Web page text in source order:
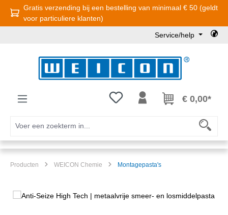
Ga naar de hoofdinhoud
Gratis verzending bij een bestelling van minimaal € 50 (geldt
voor particuliere klanten)
Service/help
Je hebt 0 items op je€ 0,00*
Producten WEICON Chemie Montagepasta's
Afbeeldingengalerij overslaan